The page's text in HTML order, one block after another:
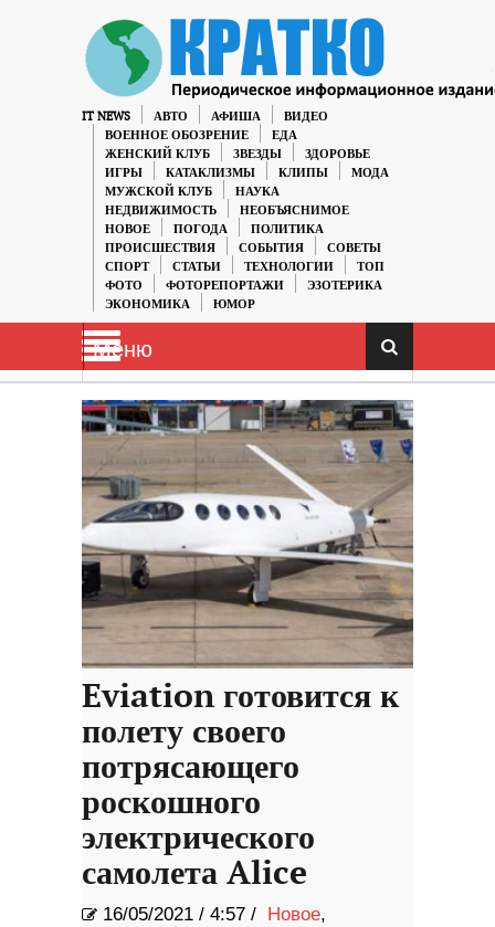
IT NEWS АВТО АФИША
ВИДЕО
ВОЕННОЕ ОБОЗРЕНИЕ
ЕДА
ЖЕНСКИЙ КЛУБ
ЗВЕЗДЫ
ЗДОРОВЬЕ
ИГРЫ
КАТАКЛИЗМЫ КЛИПЫ
МОДА
МУЖСКОЙ КЛУБ
НАУКА
НЕДВИЖИМОСТЬ
НЕОБЪЯСНИМОЕ
НОВОЕ
ПОГОДА
ПОЛИТИКА
ПРОИСШЕСТВИЯ
СОБЫТИЯ
СОВЕТЫ
СПОРТ
СТАТЬИ ТЕХНОЛОГИИ
ТОП
ФОТО
ФОТОРЕПОРТАЖИ
ЭЗОТЕРИКА
ЭКОНОМИКА
ЮМОР
Меню
Eviation готовится к
полету своего
потрясающего
роскошного
электрического
самолета Alice
16/05/2021 / 4:57 / Новое,